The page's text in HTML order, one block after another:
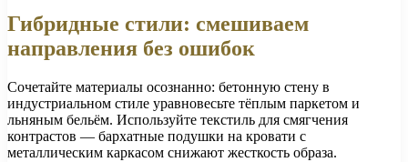
Гибридные стили: смешиваем
направления без ошибок
Сочетайте материалы осознанно: бетонную стену в
индустриальном стиле уравновесьте тёплым паркетом и
льняным бельём. Используйте текстиль для смягчения
контрастов — бархатные подушки на кровати с
металлическим каркасом снижают жесткость образа.